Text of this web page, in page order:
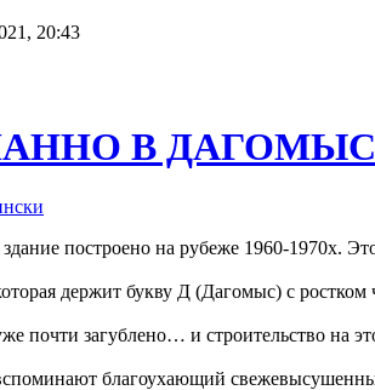
20:43
В ДАГОМЫСЕ -
построено на рубеже 1960-1970х.
держит букву Д (Дагомыс) с
почти загублено… и строительство на
благоухающий